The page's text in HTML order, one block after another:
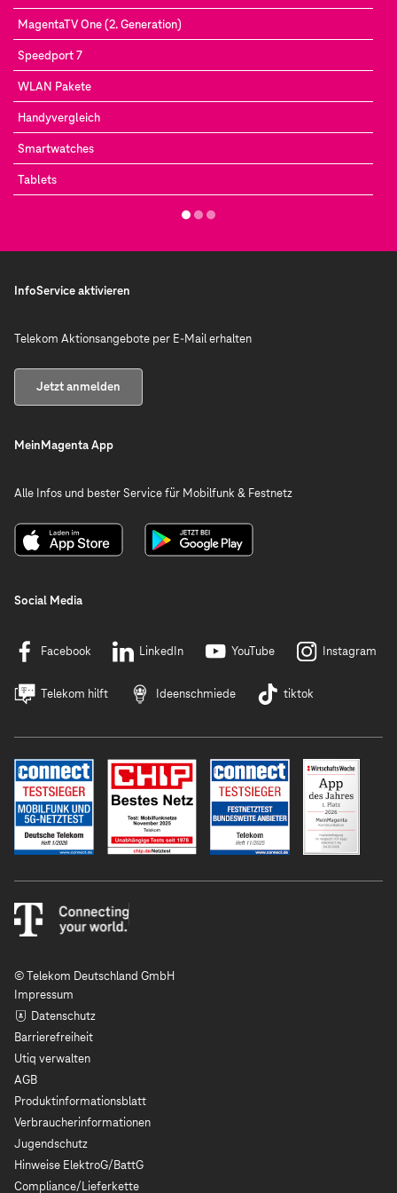
MagentaTV One (2. Generation)
Speedport 7
WLAN Pakete
Handyvergleich
Smartwatches
Tablets
InfoService aktivieren
Telekom Aktionsangebote per E-Mail erhalten
Jetzt anmelden
MeinMagenta App
Alle Infos und bester Service für Mobilfunk & Festnetz
Social Media
Facebook LinkedIn YouTube Instagram
Telekom hilft Ideenschmiede tiktok
© Telekom Deutschland GmbH
Impressum
Datenschutz
Barrierefreiheit
Utiq verwalten
AGB
Produktinformationsblatt
Verbraucherinformationen
Jugendschutz
Hinweise ElektroG/BattG
Compliance/Lieferkette